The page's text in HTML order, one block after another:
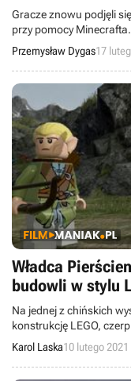
Gracze znowu podjęli
przy pomocy
wizji we Władcy Pierścieni.
Przemysław Dygas17
Władca
budowli w stylu
Na jednej z chińskich
konstrukcję LEGO,
Pierścieni. Pobiła ona
minibudowla z klocków.
Karol Laska10 lutego